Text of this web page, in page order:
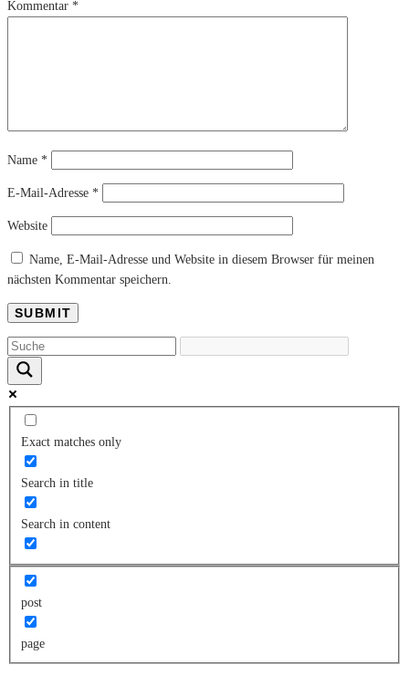
Kommentar *
Name *
E-Mail-Adresse *
Website
Name, E-Mail-Adresse und Website in diesem Browser für meinen
nächsten Kommentar speichern.
Exact matches only
Search in title
Search in content
post
page